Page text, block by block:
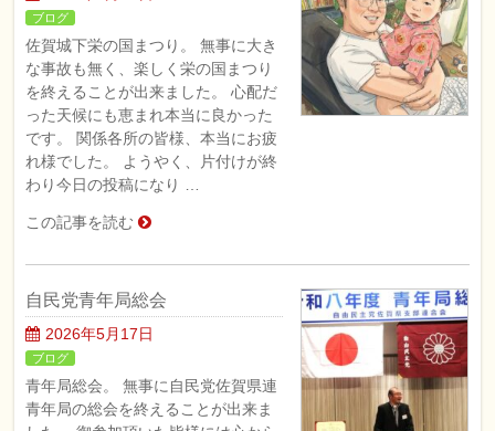
ブログ
佐賀城下栄の国まつり。 無事に大き
な事故も無く、楽しく栄の国まつり
を終えることが出来ました。 心配だ
った天候にも恵まれ本当に良かった
です。 関係各所の皆様、本当にお疲
れ様でした。 ようやく、片付けが終
わり今日の投稿になり …
この記事を読む
自民党青年局総会
2026年5月17日
ブログ
青年局総会。 無事に自民党佐賀県連
青年局の総会を終えることが出来ま